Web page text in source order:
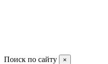
Поиск по сайту ×